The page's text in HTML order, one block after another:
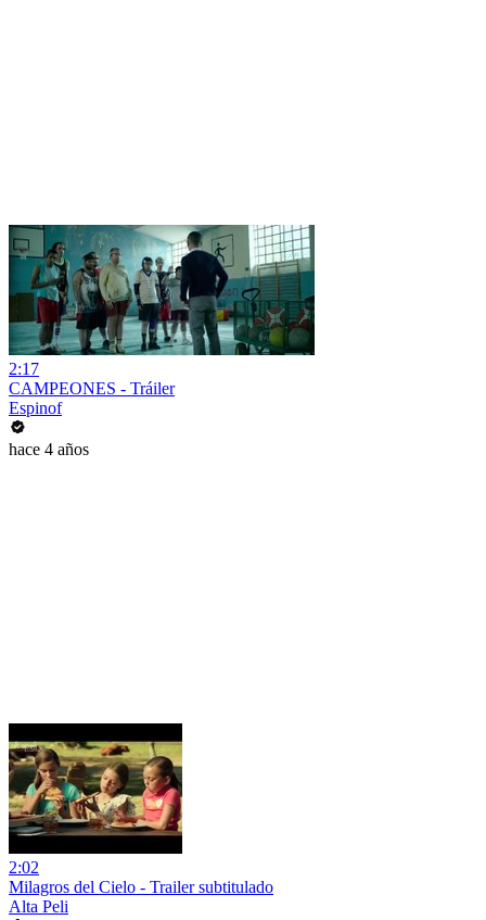
2:17
CAMPEONES - Tráiler
Espinof
hace 4 años
2:02
Milagros del Cielo - Trailer subtitulado
Alta Peli